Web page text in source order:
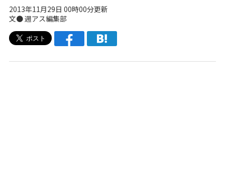
2013年11月29日 00時00分更新
文●週アス編集部